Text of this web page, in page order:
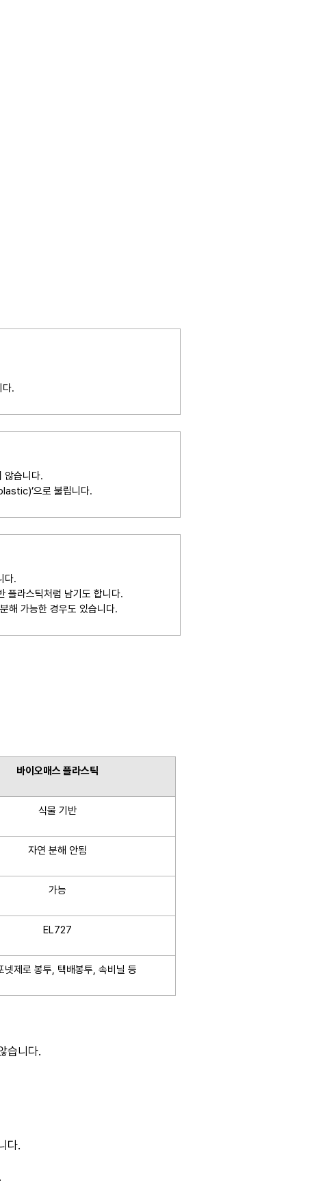
다.
않습니다.
으로 불립니다.
다.
플라스틱처럼 남기도 합니다.
해 가능한 경우도 있습니다.
바이오매스 플라스틱
식물 기반
자연 분해 안됨
가능
EL727
넷제로 봉투, 택배봉투, 속비닐 등
습니다.
다.